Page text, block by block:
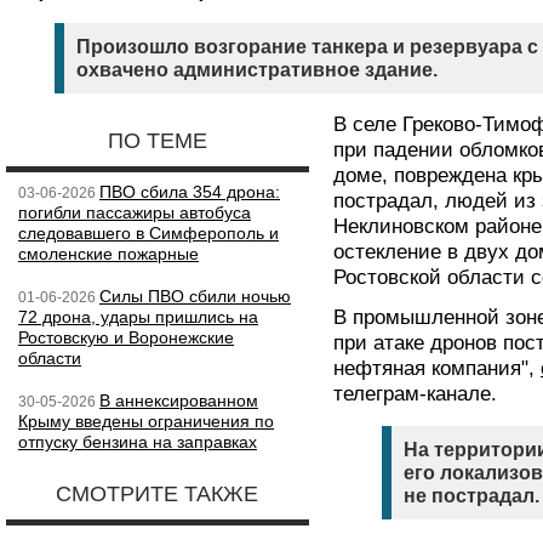
Произошло возгорание танкера и резервуара
охвачено административное здание.
ПО ТЕМЕ
03-06-2026 ПВО сбила 354 дрона:
погибли пассажиры автобуса
следовавшего в Симферополь и
смоленские пожарные
01-06-2026 Силы ПВО сбили ночью
72 дрона, удары пришлись на
Ростовскую и Воронежские
области
30-05-2026 В аннексированном
Крыму введены ограничения по
отпуску бензина на заправках
СМОТРИТЕ ТАКЖЕ
В селе Греково-
при падении
доме, повреждена
пострадал, людей из
Неклиновском
остекление в двух
Ростовской области
В промышленной
при атаке дронов
нефтяная компания",
телеграм-канале.
На
его
не пострадал.